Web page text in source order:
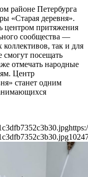
районе Петербурга
«Старая деревня».
центром притяжения
сообщества —
так и для
посещать
отмечать народные
Центр
станет одним
1024